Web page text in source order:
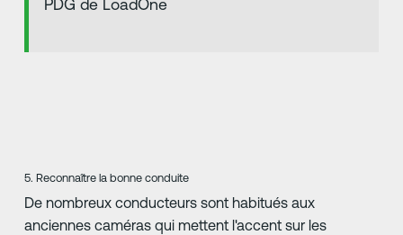
PDG de LoadOne
5. Reconnaître la bonne conduite
De nombreux conducteurs sont habitués aux
anciennes caméras qui mettent l'accent sur les